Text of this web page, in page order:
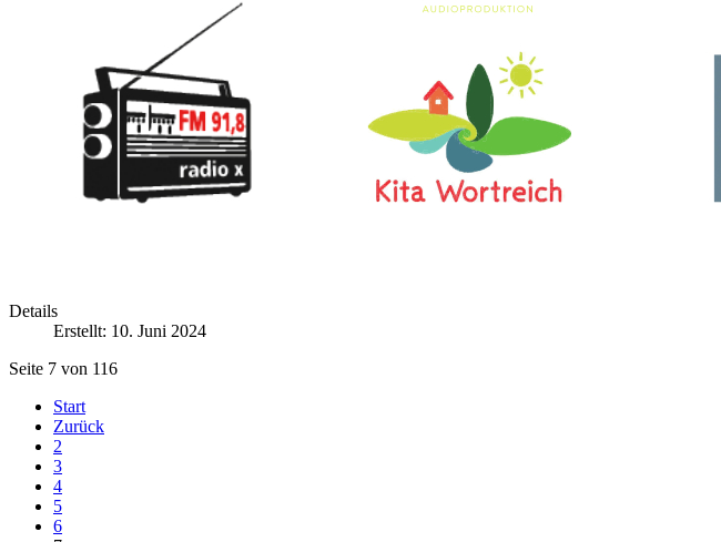
Details
Erstellt: 10. Juni 2024
Seite 7 von 116
Start
Zurück
2
3
4
5
6